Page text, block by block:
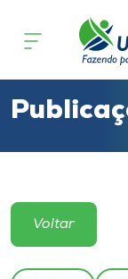
Cursos
Atendimento
Portal de Ensino
Voltar